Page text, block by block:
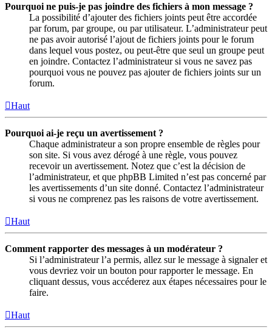
Pourquoi ne puis-je pas joindre des fichiers à mon message ?
La possibilité d’ajouter des fichiers joints peut être accordée
par forum, par groupe, ou par utilisateur. L’administrateur peut
ne pas avoir autorisé l’ajout de fichiers joints pour le forum
dans lequel vous postez, ou peut-être que seul un groupe peut
en joindre. Contactez l’administrateur si vous ne savez pas
pourquoi vous ne pouvez pas ajouter de fichiers joints sur un
forum.
Haut
Pourquoi ai-je reçu un avertissement ?
Chaque administrateur a son propre ensemble de règles pour
son site. Si vous avez dérogé à une règle, vous pouvez
recevoir un avertissement. Notez que c’est la décision de
l’administrateur, et que phpBB Limited n’est pas concerné par
les avertissements d’un site donné. Contactez l’administrateur
si vous ne comprenez pas les raisons de votre avertissement.
Haut
Comment rapporter des messages à un modérateur ?
Si l’administrateur l’a permis, allez sur le message à signaler et
vous devriez voir un bouton pour rapporter le message. En
cliquant dessus, vous accéderez aux étapes nécessaires pour le
faire.
Haut